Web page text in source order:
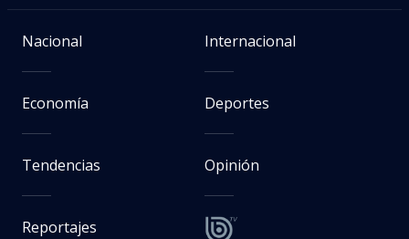
Nacional Internacional
Economía Deportes
Tendencias Opinión
Reportajes